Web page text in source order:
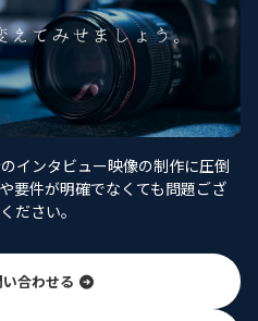
インタビュー映像の制作に圧倒
要件が明確でなくても問題ござ
ださい。
合わせる